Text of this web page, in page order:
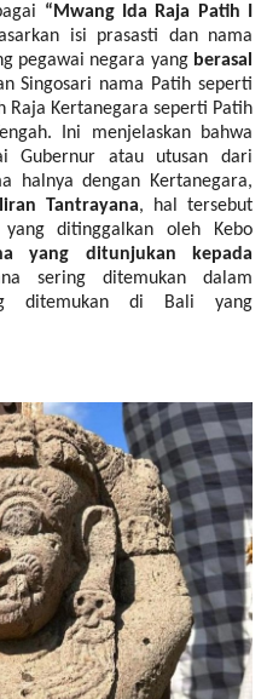
“Mwang Ida Raja Patih I
isi prasasti dan nama
pegawai negara yang berasal
Singosari nama Patih seperti
Raja Kertanegara seperti Patih
Ini menjelaskan bahwa
Gubernur atau utusan dari
halnya dengan Kertanegara,
Tantrayana, hal tersebut
ditinggalkan oleh Kebo
yang ditunjukan kepada
sering ditemukan dalam
ditemukan di Bali yang